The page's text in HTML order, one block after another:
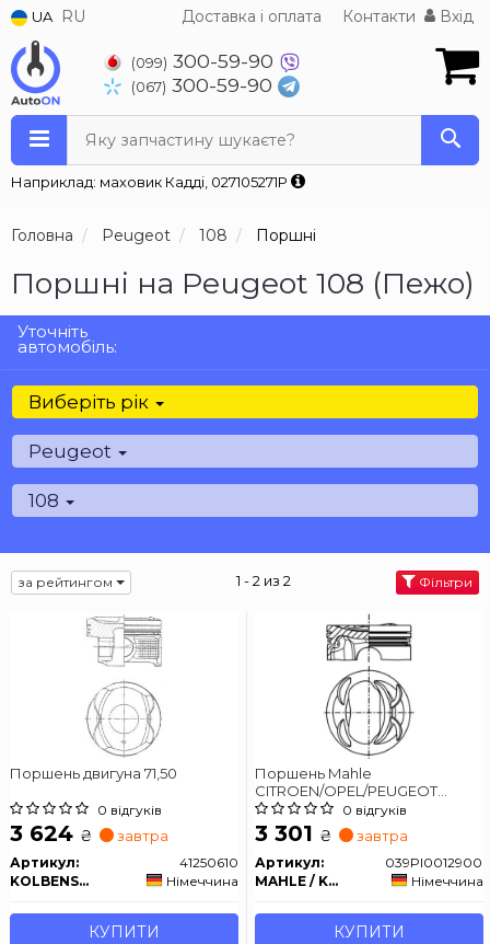
UA RU Доставка і оплата Контакти Вхід
(099) 300-59-90
(067) 300-59-90
Яку запчастину шукаєте?
Наприклад: маховик Кадді, 027105271P
Головна Peugeot 108 Поршні
Поршні на Peugeot 108 (Пежо)
Уточніть
автомобіль:
Виберіть рік
Peugeot
108
за рейтингом 1 - 2 из 2 Фільтри
Поршень двигуна 71,50
0 відгуків
3 624 ₴ завтра
Артикул:
41250610
KOLBENSCHMIDT
Німеччина
КУПИТИ
Поршень Mahle
CITROEN/OPEL/PEUGEOT
\'\'1.2VTI82 EB2 \'\'12>>
0 відгуків
3 301 ₴ завтра
Артикул:
MAHLE / KNECHT
Німеччина
КУПИТИ